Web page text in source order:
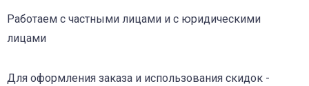
Работаем с частными лицами и с юридическими
лицами
Для оформления заказа и использования скидок -